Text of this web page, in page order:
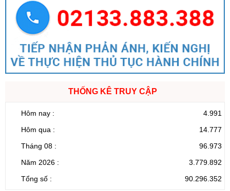
THỐNG KÊ TRUY CẬP
Hôm nay :
4.991
Hôm qua :
14.777
Tháng 08 :
96.973
Năm 2026 :
3.779.892
Tổng số :
90.296.352